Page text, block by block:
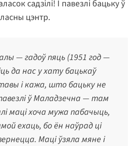
садзілі! І павезлі бацьку ў
цэнтр.
— гадоў пяць (1951 год —
да нас у хату бацькаў
і кажа, што бацьку не
ў Маладзечна — там
маці хоча мужа пабачыць,
ехаць, бо ён наўрад ці
Маці ўзяла мяне і